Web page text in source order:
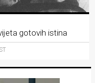
gotovih istina